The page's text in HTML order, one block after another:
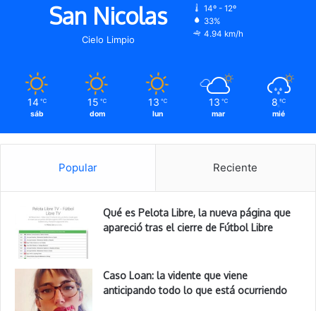
San Nicolas
Cielo Limpio
14º - 12º
33%
4.94 km/h
14 ℃
sáb
15 ℃
dom
13 ℃
lun
13 ℃
mar
8 ℃
mié
Popular Reciente
Qué es Pelota Libre, la nueva página que
apareció tras el cierre de Fútbol Libre
Caso Loan: la vidente que viene
anticipando todo lo que está ocurriendo